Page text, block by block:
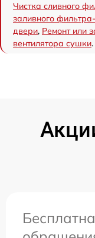
Чистка сливного
заливного
двери, Ремонт или
вентилятора сушки.